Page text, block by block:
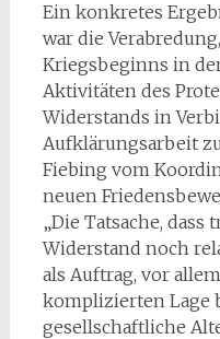
Ein konkretes
war die
Kriegsbeginns in
Aktivitäten des
Widerstands in
Aufklärungsarbeit
Fiebing vom
neuen
„Die Tatsache,
Widerstand noch
als Auftrag, vor
komplizierten Lage
gesellschaftliche